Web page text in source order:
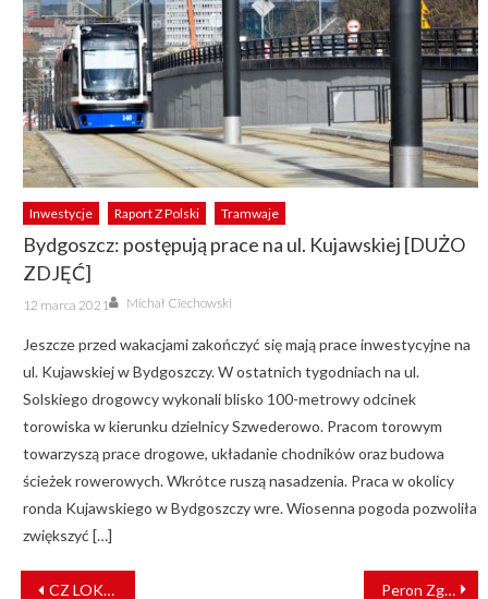
Inwestycje Raport Z Polski Tramwaje
Bydgoszcz: postępują prace na ul. Kujawskiej [DUŻO
ZDJĘĆ]
Posted
on
12 marca 2021 Author
Michał Ciechowski
Jeszcze przed wakacjami zakończyć się mają prace inwestycyjne na
ul. Kujawskiej w Bydgoszczy. W ostatnich tygodniach na ul.
Solskiego drogowcy wykonali blisko 100-metrowy odcinek
torowiska w kierunku dzielnicy Szwederowo. Pracom torowym
towarzyszą prace drogowe, układanie chodników oraz budowa
ścieżek rowerowych. Wkrótce ruszą nasadzenia. Praca w okolicy
ronda Kujawskiego w Bydgoszczy wre. Wiosenna pogoda pozwoliła
zwiększyć […]
NAWIGACJA
CZ LOKO dostarczy lokomotywy hybrydowe do Włoch Peron Zgierz Północ zyska nowy peron, na trasie Łódź – Kutno powstanie mijanka